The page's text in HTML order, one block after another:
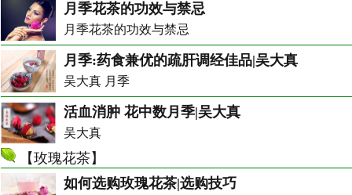
月季花茶的功效与禁忌
月季花茶的功效与禁忌
月季:药食兼优的疏肝调经佳品|吴大真
吴大真 月季
活血消肿 花中数月季|吴大真
吴大真
【玫瑰花茶】
如何选购玫瑰花茶|选购技巧